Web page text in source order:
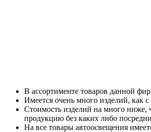
В ассортименте товаров данной
Имеется очень много изделий, как
Стоимость изделий на много ниже,
продукцию без каких либо
На все товары автоосвещения